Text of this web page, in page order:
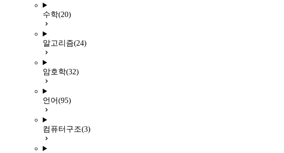
수학(20)
알고리즘(24)
암호학(32)
언어(95)
컴퓨터구조(3)